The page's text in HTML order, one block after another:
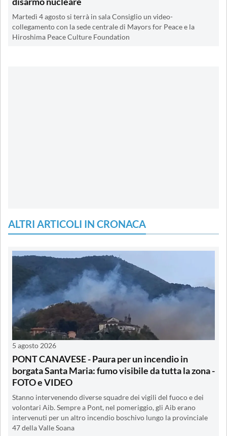
Martedì 4 agosto si terrà in sala Consiglio un video-
collegamento con la sede centrale di Mayors for Peace e la
Hiroshima Peace Culture Foundation
ALTRI ARTICOLI IN CRONACA
5 agosto 2026
PONT CANAVESE - Paura per un incendio in
borgata Santa Maria: fumo visibile da tutta la zona -
FOTO e VIDEO
Stanno intervenendo diverse squadre dei vigili del fuoco e dei
volontari Aib. Sempre a Pont, nel pomeriggio, gli Aib erano
intervenuti per un altro incendio boschivo lungo la provinciale
47 della Valle Soana